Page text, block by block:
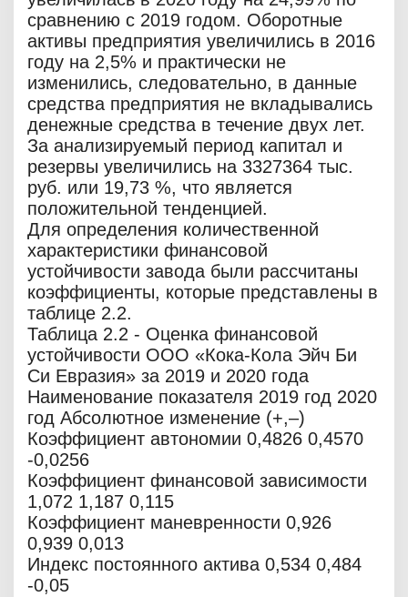
сравнению с 2019 годом. Оборотные
активы предприятия увеличились в 2016
году на 2,5% и практически не
изменились, следовательно, в данные
средства предприятия не вкладывались
денежные средства в течение двух лет.
За анализируемый период капитал и
резервы увеличились на 3327364 тыс.
руб. или 19,73 %, что является
положительной тенденцией.
Для определения количественной
характеристики финансовой
устойчивости завода были рассчитаны
коэффициенты, которые представлены в
таблице 2.2.
Таблица 2.2 - Оценка финансовой
устойчивости ООО «Кока-Кола Эйч Би
Си Евразия» за 2019 и 2020 года
Наименование показателя 2019 год 2020
год Абсолютное изменение (+,–)
Коэффициент автономии 0,4826 0,4570
-0,0256
Коэффициент финансовой зависимости
1,072 1,187 0,115
Коэффициент маневренности 0,926
0,939 0,013
Индекс постоянного актива 0,534 0,484
-0,05